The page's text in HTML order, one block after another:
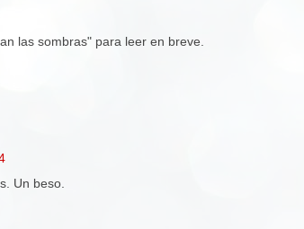
las sombras" para leer en breve.
Un beso.